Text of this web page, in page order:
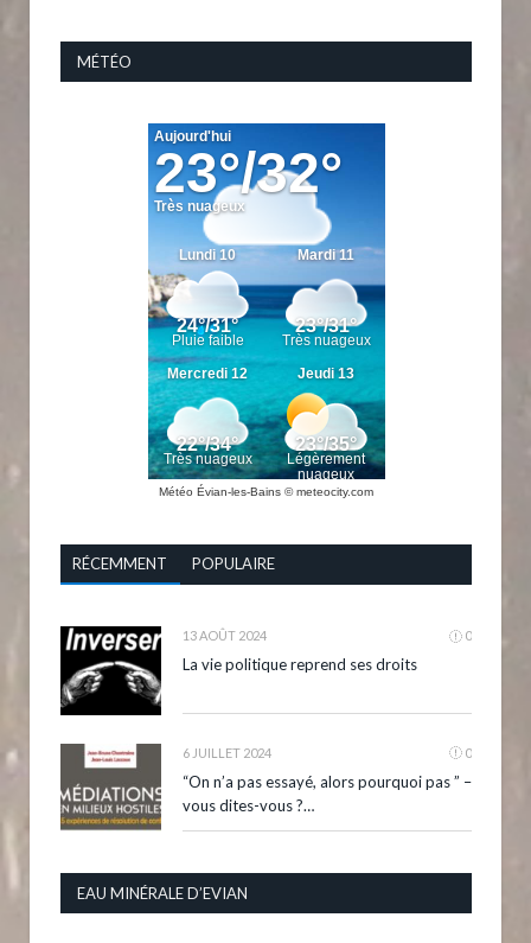
MÉTÉO
Météo Évian-les-Bains © meteocity.com
RÉCEMMENT POPULAIRE
13 AOÛT 2024 0
La vie politique reprend ses droits
6 JUILLET 2024 0
“On n’a pas essayé, alors pourquoi pas ” –
vous dites-vous ?…
EAU MINÉRALE D’EVIAN